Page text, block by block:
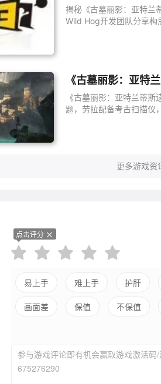
揭秘《古墓丽影：亚特兰
Wild Hog开发团队分享构
《古墓丽影：亚特
《古墓丽影：亚特兰蒂
题，劳拉配备考古扫描
更多游戏资
点击评分
易上手 难上手 护肝
画面差 保值 不保值
参与游戏评论即有机会赢取游戏激活
675276290